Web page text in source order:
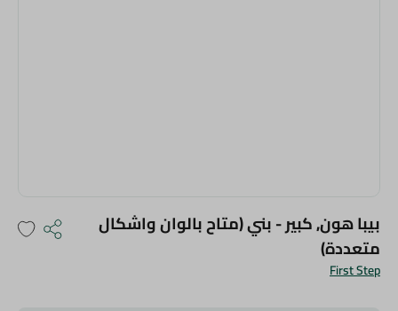
First Step
بيبا هون, كبير - بني (متاح بالوان واشكال
متعددة)